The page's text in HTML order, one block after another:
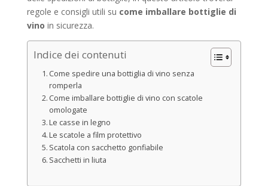
regole e consigli utili su come imballare bottiglie di
vino in sicurezza.
Indice dei contenuti
Come spedire una bottiglia di vino senza
romperla
Come imballare bottiglie di vino con scatole
omologate
Le casse in legno
Le scatole a film protettivo
Scatola con sacchetto gonfiabile
Sacchetti in liuta